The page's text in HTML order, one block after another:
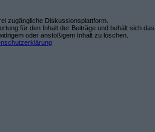
zugängliche Diskussionsplattform.
für den Inhalt der Beiträge und behält sich das
oder anstößigem Inhalt zu löschen.